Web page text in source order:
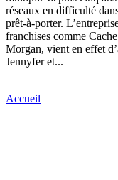
réseaux en difficulté
prêt-à-porter.
franchises comme
Morgan, vient en effet
Jennyfer et...
Accueil